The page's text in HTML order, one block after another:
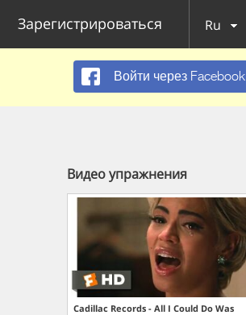
Зарегистрироваться Ru
Войти через Facebook
Видео упражнения
Cadillac Records - All I Could Do Was